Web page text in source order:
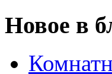
Новое в